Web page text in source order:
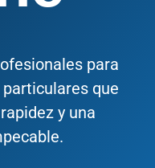
para
que
y una